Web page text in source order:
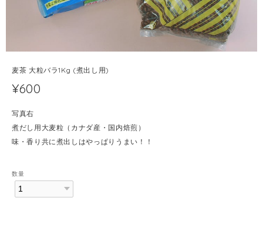
麦茶 大粒バラ1Kg (煮出し用)
¥600
写真右
煮だし用大麦粒（カナダ産・国内焙煎）
味・香り共に煮出しはやっぱりうまい！！
数量